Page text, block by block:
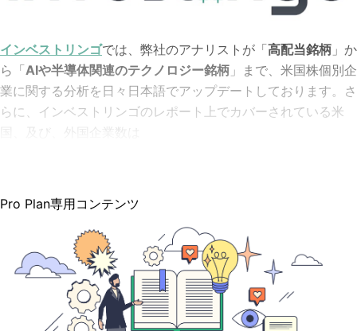
インベストリンゴでは、弊社のアナリストが「高配当銘柄 」か
ら「AIや半導体関連のテクノロジー銘柄 」まで、米国株個別企
業に関する分析を日々日本語でアップデートしております。さ
らに、インベストリンゴのレポート上でカバーされている米
国、及び、外国企業数は
Pro Plan専用コンテンツ